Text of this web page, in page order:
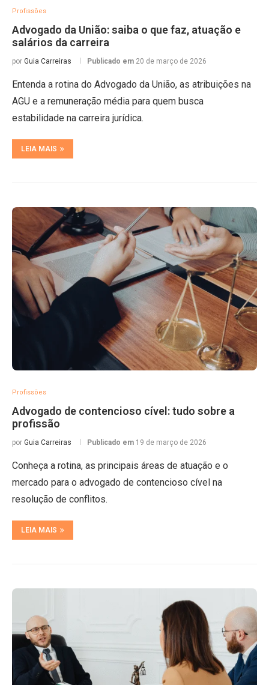
Profissões
Advogado da União: saiba o que faz, atuação e
salários da carreira
por Guia Carreiras Publicado em 20 de março de 2026
Entenda a rotina do Advogado da União, as atribuições na
AGU e a remuneração média para quem busca
estabilidade na carreira jurídica.
LEIA MAIS
Profissões
Advogado de contencioso cível: tudo sobre a
profissão
por Guia Carreiras Publicado em 19 de março de 2026
Conheça a rotina, as principais áreas de atuação e o
mercado para o advogado de contencioso cível na
resolução de conflitos.
LEIA MAIS